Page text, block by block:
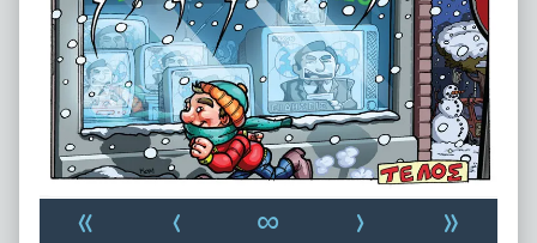
« ‹ ∞ ›
»